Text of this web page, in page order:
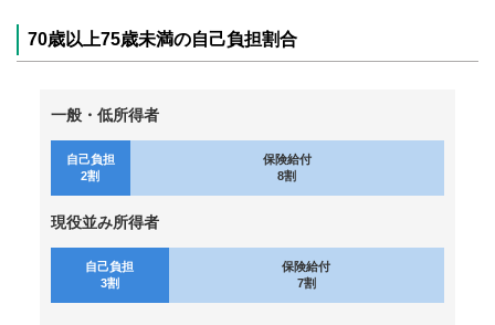
書
70歳以上75歳未満の自己負担割合
一般・低所得者
自己負担
2割
保険給付
8割
現役並み所得者
自己負担
3割
保険給付
7割